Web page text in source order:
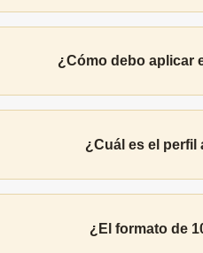
¿Cómo debo aplicar
¿Cuál es el perfil
¿El formato de